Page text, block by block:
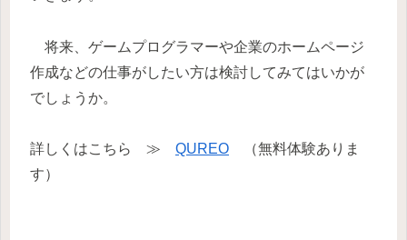
将来、ゲームプログラマーや企業のホームページ
作成などの仕事がしたい方は検討してみてはいかが
でしょうか。
詳しくはこちら ≫ QUREO （無料体験ありま
す）